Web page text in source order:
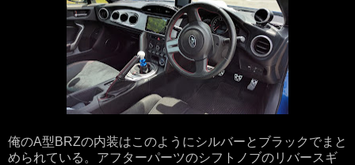
俺のA型BRZの内装はこのようにシルバーとブラックでまと
められている。アフターパーツのシフトノブのリバースギ